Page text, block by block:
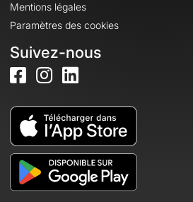
Mentions légales
Paramètres des cookies
Suivez-nous